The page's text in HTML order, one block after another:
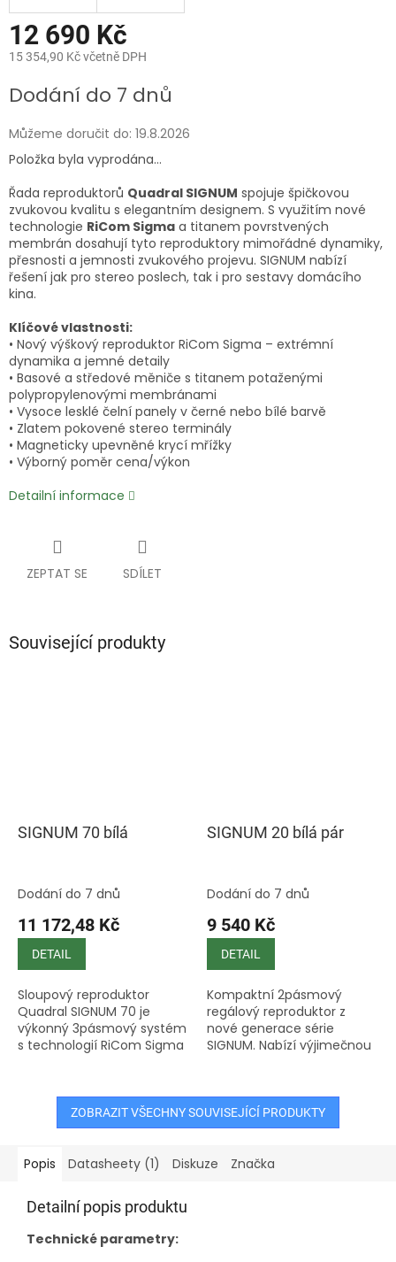
12 690 Kč
15 354,90 Kč včetně DPH
cena:
Dodání do 7 dnů
Můžeme doručit do: 19.8.2026
Položka byla vyprodána…
Řada reproduktorů Quadral SIGNUM spojuje špičkovou
zvukovou kvalitu s elegantním designem. S využitím nové
technologie RiCom Sigma a titanem povrstvených
membrán dosahují tyto reproduktory mimořádné dynamiky,
přesnosti a jemnosti zvukového projevu. SIGNUM nabízí
řešení jak pro stereo poslech, tak i pro sestavy domácího
kina.
Klíčové vlastnosti:
• Nový výškový reproduktor RiCom Sigma – extrémní
dynamika a jemné detaily
• Basové a středové měniče s titanem potaženými
polypropylenovými membránami
• Vysoce lesklé čelní panely v černé nebo bílé barvě
• Zlatem pokovené stereo terminály
• Magneticky upevněné krycí mřížky
• Výborný poměr cena/výkon
Detailní informace
ZEPTAT SE SDÍLET
Související produkty
SIGNUM 70 bílá
Dodání do 7 dnů
11 172,48 Kč
DETAIL
Sloupový reproduktor
Quadral SIGNUM 70 je
výkonný 3pásmový systém
s technologií RiCom Sigma
a mimořádné zvukové
kvalitě je...
SIGNUM 20 bílá pár
Dodání do 7 dnů
9 540 Kč
DETAIL
Kompaktní 2pásmový
regálový reproduktor z
nové generace série
SIGNUM. Nabízí výjimečnou
reproduktoru RiCom Sigma
a středobasovému...
ZOBRAZIT VŠECHNY SOUVISEJÍCÍ PRODUKTY
Popis Datasheety (1) Diskuze Značka
Detailní popis produktu
Technické parametry: